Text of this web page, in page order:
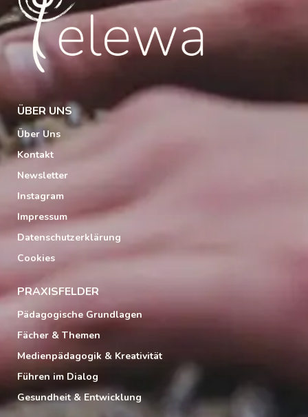
ÜBER UNS
Über Uns
Kontakt
Newsletter
Instagram
Impressum
Datenschutzerklärung
Cookies
PRAXISFELDER
Pädagogische Grundlagen
Fächer & Themen
Medienpädagogik & Kreativität
Führen im Dialog
Gesundheit & Entwicklung